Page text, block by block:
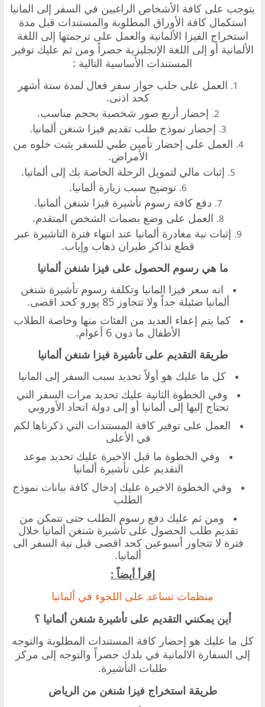
‏يتوجب على كافة الأشخاص الراغبين في السفر إلى المانيا
استكمال كافة الأوراق المطلوبة والمستندات قبل مدة
استخراج الفيزا الألمانية والعمل على ترجمتها إلى اللغة
الألمانية أو إلى اللغة الإنجليزية حصراً ومن ثم عليك توفير
المستندات الأساسية التالية :
‏العمل على جلب جواز سفر فعال لمدة ستة أشهر
كحد اذنى.
‏إحضار أربع صور شخصية بحجم مناسب.
‏إحضار نموذج طلب تقديم فيزا شنغن ألمانيا.
‏العمل على إحضار تأمين طبي للسفر يثبت خلوه من
الأمراض.
‏إثبات مالي لتمويل الرحلة الخاصة بك إلى ألمانيا.
‏توضيح سبب زيارة ألمانيا.
‏دفع كافة رسوم تأشيرة فيزا شنغن ألمانيا.
‏العمل على وضع بصمات الشخص المتقدم.
‏إثبات نية مغادرة ألمانيا عند انتهاء فترة التاشيرة عبر
قطع تذاكر طيران ذهاب وإياب.
‏ما هي رسوم الحصول على فيزا شنغن ألمانيا
‏انه سعر فيزا المانيا وتكلفة رسوم تأشيرة شنغن
ألمانيا ضئيلة جداً ولا تتجاوز 85 يورو كحد اقصى.
كما يتم إعفاء العديد من الفئات منها وخاصة الطلاب
الأطفال ما دون 6 أعوام.
‏طريقة التقديم على تأشيرة فيزا شنغن ألمانيا
‏كل ما عليك هو أولاً تحديد سبب السفر إلى المانيا
‏وفي الخطوة الثانية عليك تحديد مرات السفر التي
تحتاج إليها إلى ألمانيا أو إلى دولة اتحاد الأوروبي
‏العمل على توفير كافة المستندات التي ذكرناها لكم
في الأعلى
‏وفي الخطوة ما قبل الاخيرة عليك تحديد موعد
التقديم على تأشيرة ألمانيا
‏وفي الخطوة الاخيرة عليك إدخال كافة بيانات نموذج
الطلب
ومن ثم عليك دفع رسوم الطلب حتى تتمكن من
تقديم طلب الحصول على تأشيرة شنغن ألمانيا خلال
فترة لا تتجاوز أسبوعين كحد اقصى قبل نية السفر الى
ألمانيا.
إقرأ أيضاً :
منظمات تساعد على اللجوء في ألمانيا
‏أين يمكنني التقديم على تأشيرة شنغن ألمانيا ؟
‏كل ما عليك هو إحضار كافة المستندات المطلوبة والتوجه
إلى السفارة الالمانية في بلدك حصراً والتوجه إلى مركز
طلبات التأشيرة.
طريقة استخراج فيزا شنغن من الرياض